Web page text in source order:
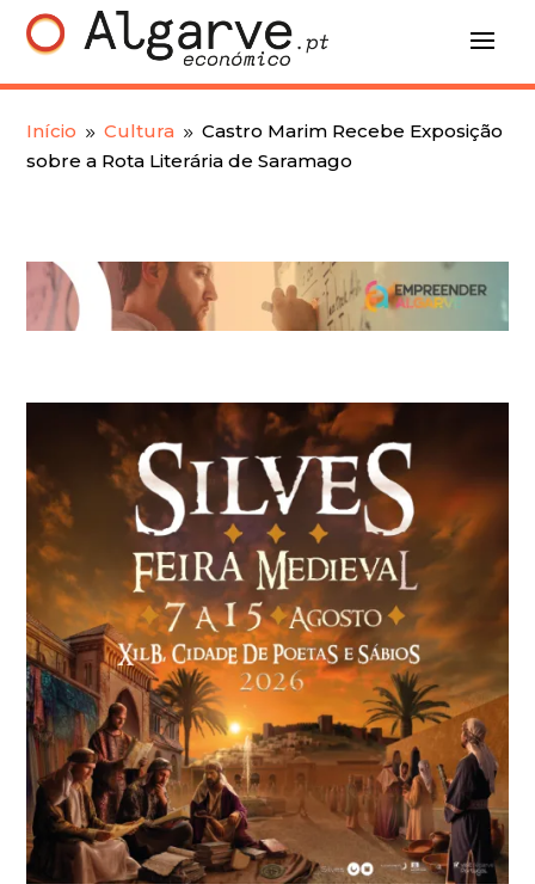
Início 9 Cultura 9 Castro Marim Recebe Exposição
sobre a Rota Literária de Saramago